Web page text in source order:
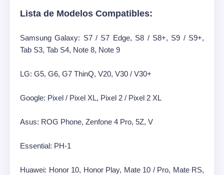
Lista de Modelos Compatibles:
Samsung Galaxy: S7 / S7 Edge, S8 / S8+, S9 / S9+,
Tab S3, Tab S4, Note 8, Note 9
LG: G5, G6, G7 ThinQ, V20, V30 / V30+
Google: Pixel / Pixel XL, Pixel 2 / Pixel 2 XL
Asus: ROG Phone, Zenfone 4 Pro, 5Z, V
Essential: PH-1
Huawei: Honor 10, Honor Play, Mate 10 / Pro, Mate RS,